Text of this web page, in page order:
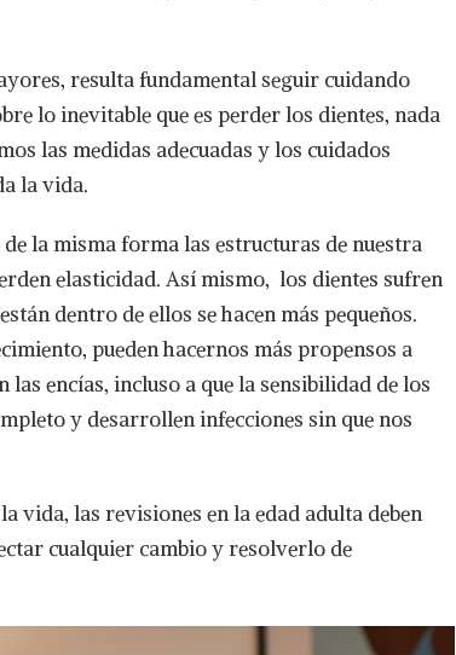
resulta fundamental seguir cuidando
lo inevitable que es perder los dientes, nada
las medidas adecuadas y los cuidados
la vida.
la misma forma las estructuras de nuestra
elasticidad. Así mismo, los dientes sufren
dentro de ellos se hacen más pequeños.
pueden hacernos más propensos a
encías, incluso a que la sensibilidad de los
y desarrollen infecciones sin que nos
vida, las revisiones en la edad adulta deben
cualquier cambio y resolverlo de